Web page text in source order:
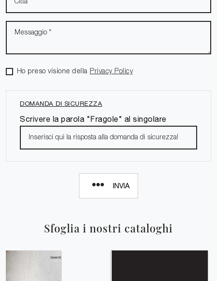
Sfoglia i nostri cataloghi
Ho preso visione della Privacy Policy
DOMANDA DI SICUREZZA
Scrivere la parola "Fragole" al singolare
INVIA